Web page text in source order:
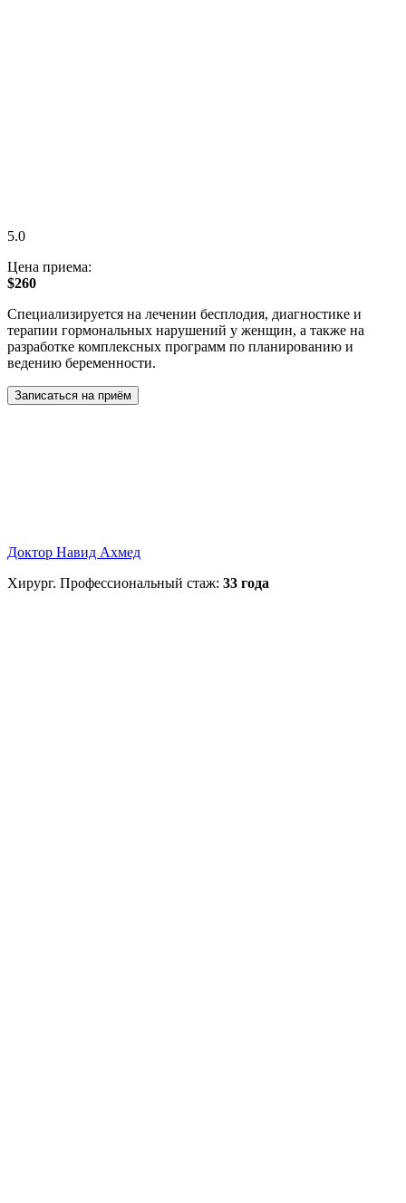
5.0
Цена приема:
$260
Специализируется на лечении бесплодия, диагностике и
терапии гормональных нарушений у женщин, а также на
разработке комплексных программ по планированию и
ведению беременности.
Записаться на приём
Доктор Навид Ахмед
Хирург. Профессиональный стаж: 33 года